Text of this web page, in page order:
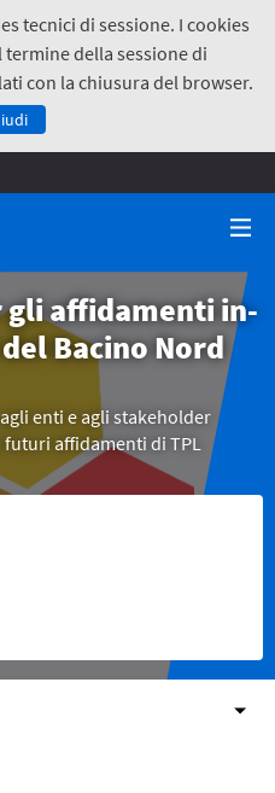
tecnici di sessione. I cookies
della sessione di
con la chiusura del browser.
gli affidamenti in-
Bacino Nord
enti e agli stakeholder
affidamenti di TPL